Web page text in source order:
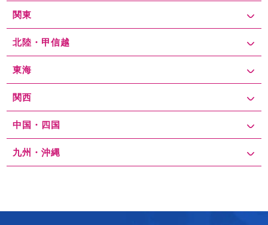
関東
北陸・甲信越
東海
関西
中国・四国
九州・沖縄